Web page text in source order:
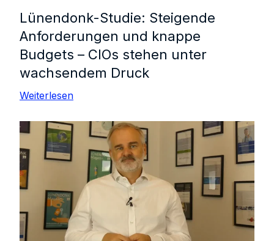
Lünendonk-Studie: Steigende
Anforderungen und knappe
Budgets – CIOs stehen unter
wachsendem Druck
Weiterlesen